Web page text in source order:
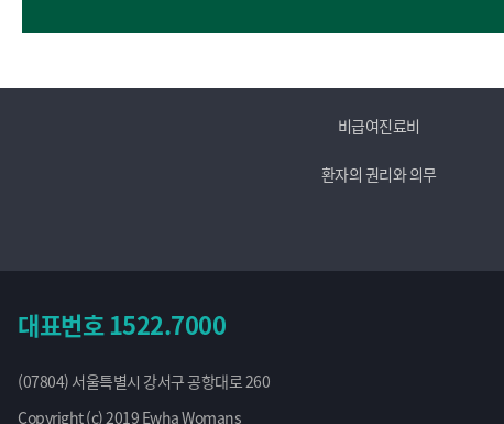
비급여진료비
환자의 권리와 의무
대표번호1522.7000
(07804) 서울특별시 강서구 공항대로 260
Copyright (c) 2019 Ewha Womans